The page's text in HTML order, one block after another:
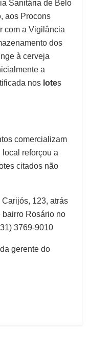
Sanitária de Belo
aos Procons
com a Vigilância
dos
à cerveja
a
nos lotes
comercializam
reforçou a
citados não
123, atrás
Rosário no
3769-9010
gerente do